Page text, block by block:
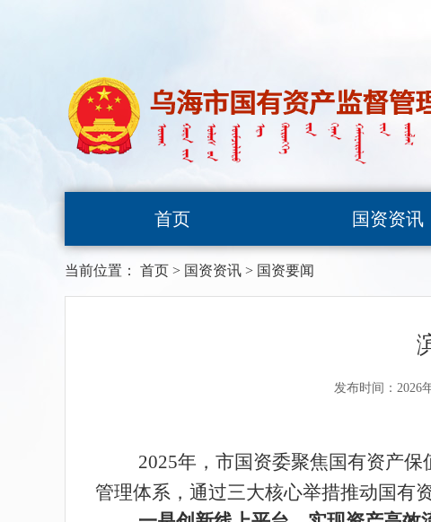
首页 国资资讯
当前位置： 首页 > 国资资讯 > 国资要闻
发布时间：2026
2025年，市国资委聚焦国有资产
管理体系，通过三大核心举措推动国有